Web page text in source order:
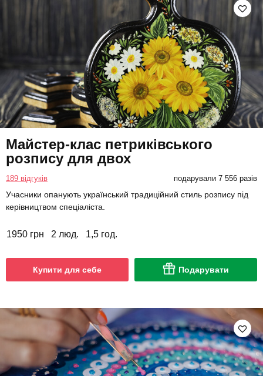
Майстер-клас петриківського
розпису для двох
189 відгуків подарували 7 556 разів
Учасники опанують український традиційний стиль розпису під
керівництвом спеціаліста.
1950 грн 2 люд. 1,5 год.
Купити для себе Подарувати